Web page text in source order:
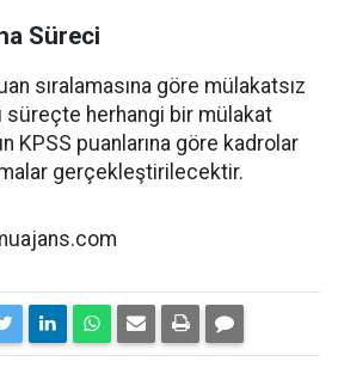
Süreci
sıralamasına göre mülakatsız
süreçte herhangi bir mülakat
KPSS puanlarına göre kadrolar
gerçekleştirilecektir.